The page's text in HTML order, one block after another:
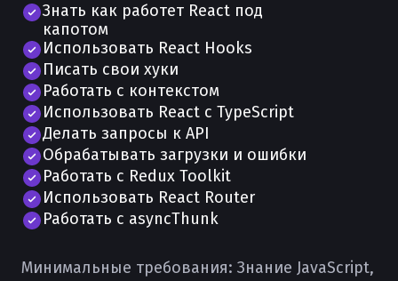
Знать как работет React под
капотом
Использовать React Hooks
Писать свои хуки
Работать с контекстом
Использовать React с TypeScript
Делать запросы к API
Обрабатывать загрузки и ошибки
Работать с Redux Toolkit
Использовать React Router
Работать с asyncThunk
Минимальные требования: Знание JavaScript,